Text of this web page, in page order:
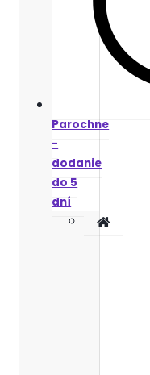
Parochne
-
dodanie
do 5
dní